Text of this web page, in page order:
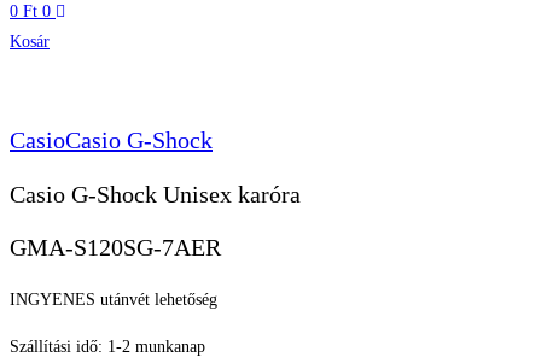
0 Ft 0
Kosár
CasioCasio G-Shock
Casio G-Shock Unisex karóra
GMA-S120SG-7AER
INGYENES utánvét lehetőség
Szállítási idő: 1-2 munkanap